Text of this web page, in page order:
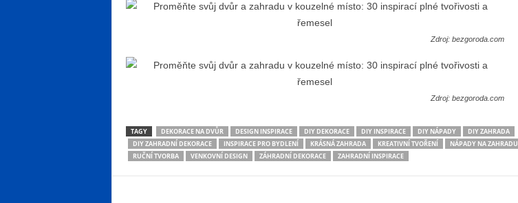
Zdroj: bezgoroda.com
Zdroj: bezgoroda.com
TAGY DEKORACE NA DVŮR DESIGN INSPIRACE DIY DEKORACE DIY INSPIRACE DIY NÁPADY
DIY ZAHRADA
DIY ZAHRADNÍ DEKORACE
INSPIRACE PRO BYDLENÍ KRÁSNÁ ZAHRADA KREATIVNÍ TVOŘENÍ
NÁPADY NA ZAHRADU
RUČNÍ TVORBA
VENKOVNÍ DESIGN ZÁHRADNÍ DEKORACE ZAHRADNÍ INSPIRACE